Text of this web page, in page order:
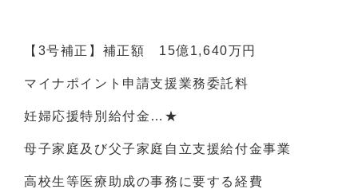
【3号補正】補正額 15億1,640万円
マイナポイント申請支援業務委託料
妊婦応援特別給付金…★
母子家庭及び父子家庭自立支援給付金事業
高校生等医療助成の事務に要する経費